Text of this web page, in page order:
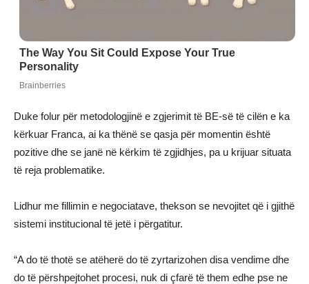
Duke folur për metodologjinë e zgjerimit të BE-së të cilën e ka
kërkuar Franca, ai ka thënë se qasja për momentin është
pozitive dhe se janë në kërkim të zgjidhjes, pa u krijuar situata
të reja problematike.
Lidhur me fillimin e negociatave, thekson se nevojitet që i gjithë
sistemi institucional të jetë i përgatitur.
“A do të thotë se atëherë do të zyrtarizohen disa vendime dhe
do të përshpejtohet procesi, nuk di çfarë të them edhe pse ne